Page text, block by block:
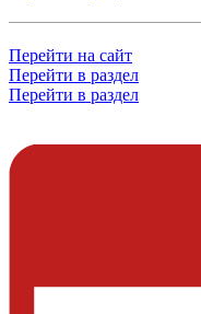
Перейти на сайт
Перейти в раздел
Перейти в раздел